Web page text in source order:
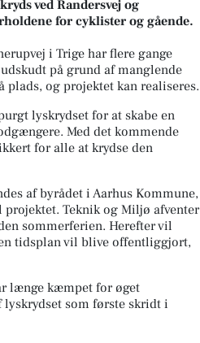
ved Randersvej og
for cyklister og gående.
i Trige har flere gange
på grund af manglende
og projektet kan realiseres.
lyskrydset for at skabe en
Med det kommende
for alle at krydse den
af byrådet i Aarhus Kommune,
Teknik og Miljø afventer
sommerferien. Herefter vil
tidsplan vil blive offentliggjort,
længe kæmpet for øget
som første skridt i